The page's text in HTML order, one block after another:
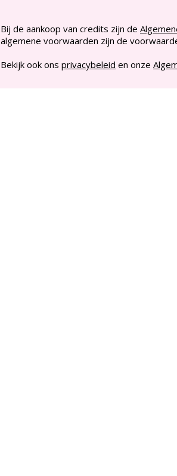
Bij de aankoop van credits zijn de
algemene voorwaarden zijn de
Bekijk ook ons privacybeleid en onze